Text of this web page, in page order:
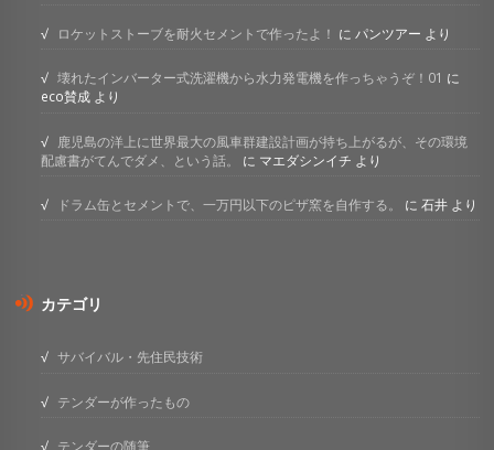
ロケットストーブを耐火セメントで作ったよ！ に パンツアー より
壊れたインバーター式洗濯機から水力発電機を作っちゃうぞ！01 に
eco賛成 より
鹿児島の洋上に世界最大の風車群建設計画が持ち上がるが、その環境
配慮書がてんでダメ、という話。
に マエダシンイチ より
ドラム缶とセメントで、一万円以下のピザ窯を自作する。 に石井 より
カテゴリ
サバイバル・先住民技術
テンダーが作ったもの
テンダーの随筆